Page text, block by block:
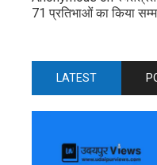
71 प्रतिभाओं का किया
LATEST